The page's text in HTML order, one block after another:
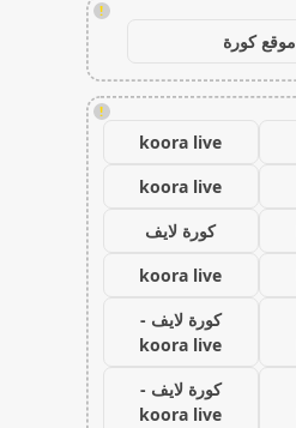
!
موقع كورة
!
koora live
koora live
كورة لايف
koora live
كورة لايف -
koora live
كورة لايف -
koora live